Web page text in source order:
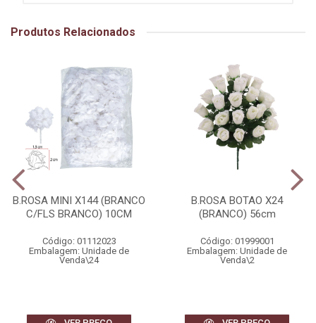
Produtos Relacionados
B.ROSA MINI X144 (BRANCO
C/FLS BRANCO) 10CM
Código: 01112023
Embalagem: Unidade de
Venda\24
B.ROSA BOTAO X24
(BRANCO) 56cm
Código: 01999001
Embalagem: Unidade de
Venda\2